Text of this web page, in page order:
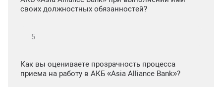
своих должностных обязанностей?
Как вы оцениваете прозрачность процесса
приема на работу в АКБ «Asia Alliance Bank»?